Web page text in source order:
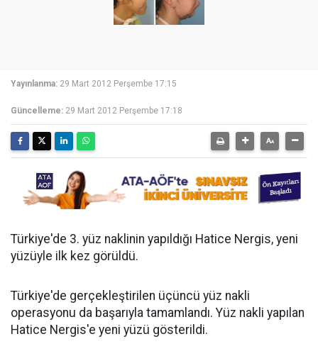
Yayınlanma: 29 Mart 2012 Perşembe 17:15
Güncelleme: 29 Mart 2012 Perşembe 17:18
Türkiye'de 3. yüz naklinin yapıldığı Hatice Nergis, yeni
yüzüyle ilk kez görüldü.
Türkiye'de gerçekleştirilen üçüncü yüz nakli
operasyonu da başarıyla tamamlandı. Yüz nakli yapılan
Hatice Nergis'e yeni yüzü gösterildi.